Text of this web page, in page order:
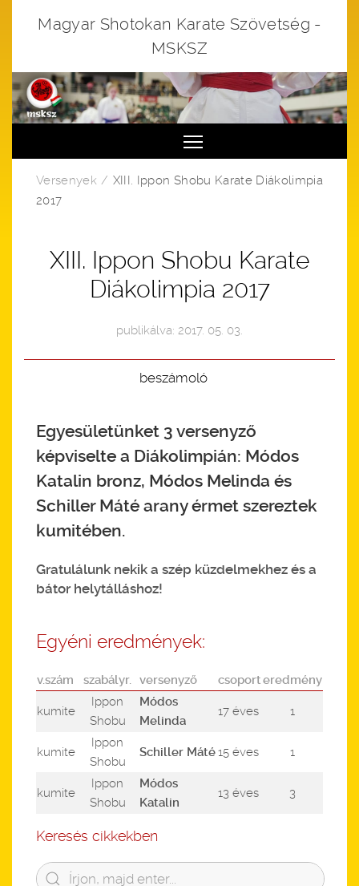
Magyar Shotokan Karate Szövetség -
MSKSZ
Versenyek
XIII. Ippon Shobu Karate Diákolimpia
2017
XIII. Ippon Shobu Karate
Diákolimpia 2017
publikálva: 2017. 05. 03.
beszámoló
Egyesületünket 3 versenyző
képviselte a Diákolimpián: Módos
Katalin bronz, Módos Melinda és
Schiller Máté arany érmet szereztek
kumitében.
Gratulálunk nekik a szép küzdelmekhez és a
bátor helytálláshoz!
Egyéni eredmények:
v.szám szabályr. versenyző csoporteredmény
kumite
Ippon
Shobu
Módos
Melinda
17 éves 1
kumite
Ippon
Shobu
Schiller Máté15 éves 1
kumite
Ippon
Shobu
Módos
Katalin
13 éves 3
Keresés cikkekben